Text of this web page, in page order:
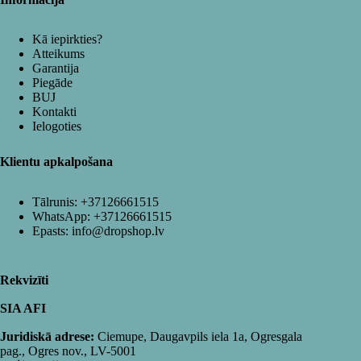
Kā iepirkties?
Atteikums
Garantija
Piegāde
BUJ
Kontakti
Ielogoties
Klientu apkalpošana
Tālrunis: +37126661515
WhatsApp: +37126661515
Epasts: info@dropshop.lv
Rekvizīti
SIA AFI
Juridiskā adrese: Ciemupe, Daugavpils iela 1a, Ogresgala
pag., Ogres nov., LV-5001